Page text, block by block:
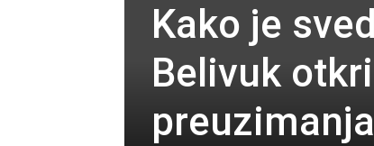
Kako je
Belivuk